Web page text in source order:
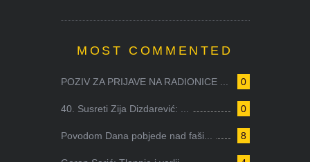
MOST COMMENTED
0
POZIV ZA PRIJAVE NA RADIONICE ...
0
40. Susreti Zija Dizdarević: ...
8
Povodom Dana pobjede nad faši...